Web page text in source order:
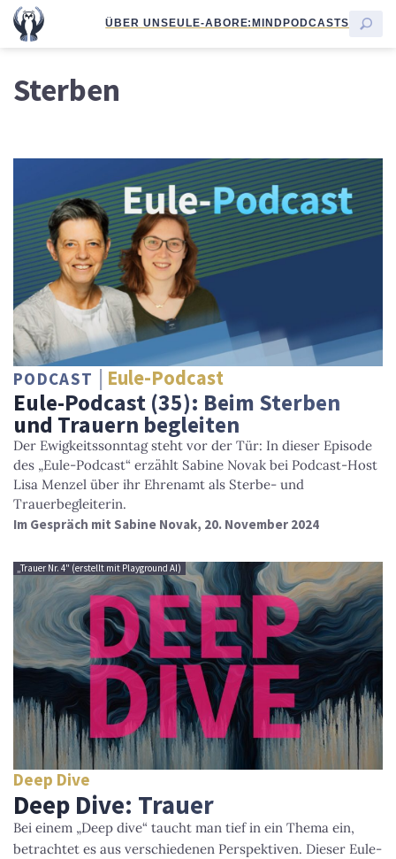
ÜBER UNSEULE-ABORE:MINDPODCASTS
Sterben
PODCAST Eule-Podcast
Eule-Podcast (35): Beim Sterben
und Trauern begleiten
Der Ewigkeitssonntag steht vor der Tür: In dieser Episode
des „Eule-Podcast“ erzählt Sabine Novak bei Podcast-Host
Lisa Menzel über ihr Ehrenamt als Sterbe- und
Trauerbegleiterin.
Im Gespräch mit Sabine Novak, 20. November 2024
„Trauer Nr. 4" (erstellt mit Playground AI)
Deep Dive
Deep Dive: Trauer
Bei einem „Deep dive“ taucht man tief in ein Thema ein,
betrachtet es aus verschiedenen Perspektiven. Dieser Eule-